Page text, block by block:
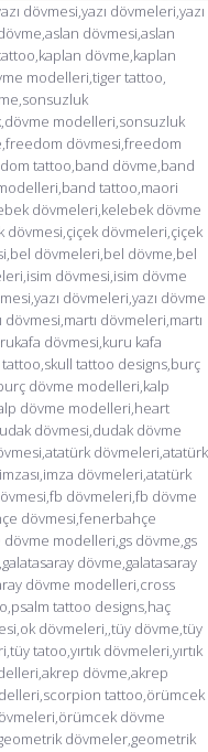
dövmesi,yazı dövmeleri,yazı
dövmesi,aslan
dövme,kaplan
modelleri,tiger tattoo,
modelleri,sonsuzluk
dövmesi,freedom
tattoo,band dövme,band
tattoo,maori
dövmeleri,kelebek dövme
dövmeleri,çiçek
dövmeleri,bel dövme,bel
dövmesi,isim dövme
dövmeleri,yazı dövme
dövmesi,martı dövmeleri,martı
dövmesi,kuru kafa
tattoo designs,burç
dövme modelleri,kalp
dövme modelleri,heart
dövmesi,dudak dövme
dövmeleri,atatürk
dövmeleri,atatürk
dövmeleri,fb dövme
dövmesi,fenerbahçe
modelleri,gs dövme,gs
dövme,galatasaray
dövme modelleri,cross
tattoo designs,haç
dövmeleri,,tüy dövme,tüy
tatoo,yırtık dövmeleri,yırtık
dövme,akrep
tattoo,örümcek
dövme
dövmeler,geometrik